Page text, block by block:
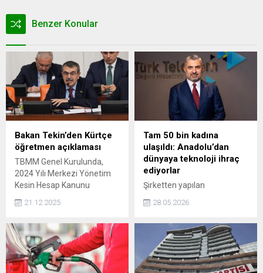
Benzer Konular
Bakan Tekin’den Kürtçe
öğretmen açıklaması
TBMM Genel Kurulunda,
2024 Yılı Merkezi Yönetim
Kesin Hesap Kanunu
edildi. Milli Eğitim Bakanı
öğretmen atamasına ilişkin
açıklamada bulundu.
21.12.2025
Tam 50 bin kadına
ulaşıldı: Anadolu’dan
dünyaya teknoloji ihraç
ediyorlar
Şirketten yapılan
yapay zeka ve dijital
kendilerini geliştiren
girişimciler, Belçika'dan
Avusturya'ya, Amerika'dan
küresel teknoloji şirketlerine
28.05.2026